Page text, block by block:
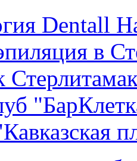
Dentall
в